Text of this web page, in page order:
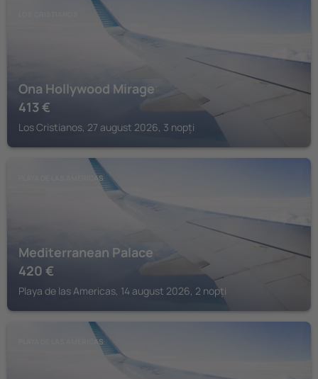
Ona Hollywood Mirage
413 €
Los Cristianos, 27 august 2026, 3 nopți
PLAYA DE LAS AMERICAS
Mediterranean Palace
420 €
Playa de las Americas, 14 august 2026, 2 nopți
PLAYA DE LAS AMERICAS